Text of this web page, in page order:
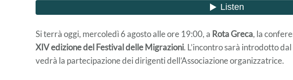
Si terrà oggi, mercoledì 6 agosto alle ore 19:00, a Rota Greca, la
XIV edizione del Festival delle Migrazioni. L’incontro sarà introdotto
vedrà la partecipazione dei dirigenti dell’Associazione organizzatrice.